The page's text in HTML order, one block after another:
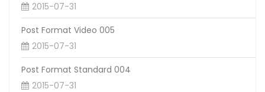
2015-07-31
Post Format Video 005
2015-07-31
Post Format Standard 004
2015-07-31